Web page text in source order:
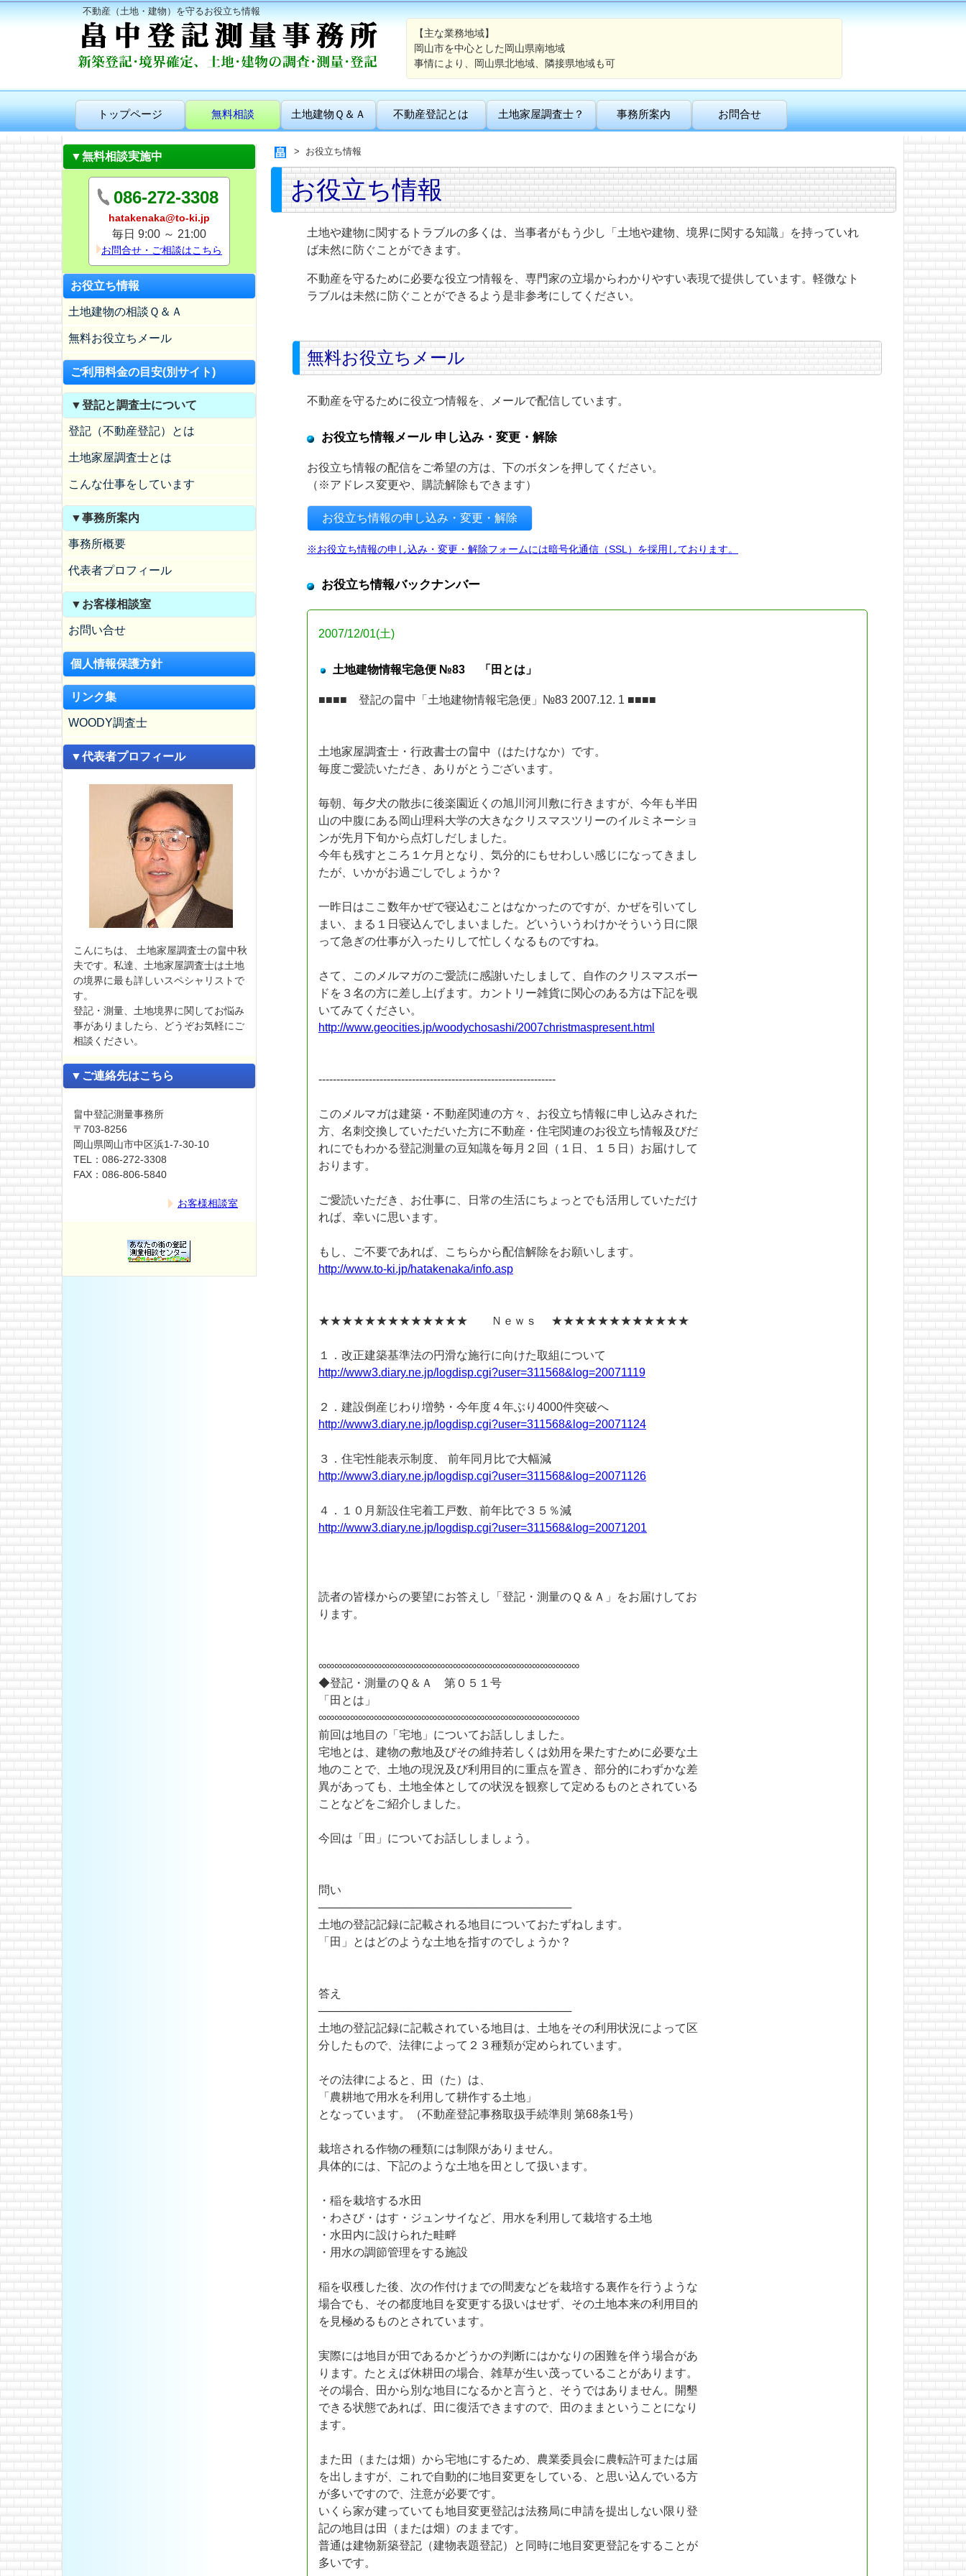
不動産（土地・建物）を守るお役立ち情報
【主な業務地域】
岡山市を中心とした岡山県南地域
事情により、岡山県北地域、隣接県地域も可
トップページ 無料相談 土地建物Ｑ＆Ａ 不動産登記とは 土地家屋調査士？ 事務所案内 お問合せ
▼無料相談実施中
086-272-3308
hatakenaka@to-ki.jp
毎日 9:00 ～ 21:00
お問合せ・ご相談はこちら
お役立ち情報
土地建物の相談Ｑ＆Ａ
無料お役立ちメール
ご利用料金の目安(別サイト)
▼登記と調査士について
登記（不動産登記）とは
土地家屋調査士とは
こんな仕事をしています
▼事務所案内
事務所概要
代表者プロフィール
▼お客様相談室
お問い合せ
個人情報保護方針
リンク集
WOODY調査士
▼代表者プロフィール
こんにちは、 土地家屋調査士の畠中秋
夫です。私達、土地家屋調査士は土地
の境界に最も詳しいスペシャリストで
す。
登記・測量、土地境界に関してお悩み
事がありましたら、どうぞお気軽にご
相談ください。
▼ご連絡先はこちら
畠中登記測量事務所
〒703-8256
岡山県岡山市中区浜1-7-30-10
TEL：086-272-3308
FAX：086-806-5840
お客様相談室
お役立ち情報
お役立ち情報
土地や建物に関するトラブルの多くは、当事者がもう少し「土地や建物、境界に関する知識」を持っていれ
ば未然に防ぐことができます。
不動産を守るために必要な役立つ情報を、専門家の立場からわかりやすい表現で提供しています。軽微なト
ラブルは未然に防ぐことができるよう是非参考にしてください。
無料お役立ちメール
不動産を守るために役立つ情報を、メールで配信しています。
お役立ち情報メール 申し込み・変更・解除
お役立ち情報の配信をご希望の方は、下のボタンを押してください。
（※アドレス変更や、購読解除もできます）
お役立ち情報の申し込み・変更・解除
※お役立ち情報の申し込み・変更・解除フォームには暗号化通信（SSL）を採用しております。
お役立ち情報バックナンバー
2007/12/01(土)
土地建物情報宅急便 №83 「田とは」
■■■■ 登記の畠中「土地建物情報宅急便」№83 2007.12. 1 ■■■■
土地家屋調査士・行政書士の畠中（はたけなか）です。
毎度ご愛読いただき、ありがとうございます。
毎朝、毎夕犬の散歩に後楽園近くの旭川河川敷に行きますが、今年も半田
山の中腹にある岡山理科大学の大きなクリスマスツリーのイルミネーショ
ンが先月下旬から点灯しだしました。
今年も残すところ１ケ月となり、気分的にもせわしい感じになってきまし
たが、いかがお過ごしでしょうか？
一昨日はここ数年かぜで寝込むことはなかったのですが、かぜを引いてし
まい、まる１日寝込んでしまいました。どいういうわけかそういう日に限
って急ぎの仕事が入ったりして忙しくなるものですね。
さて、このメルマガのご愛読に感謝いたしまして、自作のクリスマスボー
ドを３名の方に差し上げます。カントリー雑貨に関心のある方は下記を覗
いてみてください。
http://www.geocities.jp/woodychosashi/2007christmaspresent.html
------------------------------------------------------------------
このメルマガは建築・不動産関連の方々、お役立ち情報に申し込みされた
方、名刺交換していただいた方に不動産・住宅関連のお役立ち情報及びだ
れにでもわかる登記測量の豆知識を毎月２回（１日、１５日）お届けして
おります。
ご愛読いただき、お仕事に、日常の生活にちょっとでも活用していただけ
れば、幸いに思います。
もし、ご不要であれば、こちらから配信解除をお願いします。
http://www.to-ki.jp/hatakenaka/info.asp
★★★★★★★★★★★★★ Ｎｅｗｓ ★★★★★★★★★★★★
１．改正建築基準法の円滑な施行に向けた取組について
http://www3.diary.ne.jp/logdisp.cgi?user=311568&log=20071119
２．建設倒産じわり増勢・今年度４年ぶり4000件突破へ
http://www3.diary.ne.jp/logdisp.cgi?user=311568&log=20071124
３．住宅性能表示制度、 前年同月比で大幅減
http://www3.diary.ne.jp/logdisp.cgi?user=311568&log=20071126
４．１０月新設住宅着工戸数、前年比で３５％減
http://www3.diary.ne.jp/logdisp.cgi?user=311568&log=20071201
読者の皆様からの要望にお答えし「登記・測量のＱ＆Ａ」をお届けしてお
ります。
∞∞∞∞∞∞∞∞∞∞∞∞∞∞∞∞∞∞∞∞∞∞∞∞∞∞∞∞∞∞∞∞∞
◆登記・測量のＱ＆Ａ 第０５１号
「田とは」
∞∞∞∞∞∞∞∞∞∞∞∞∞∞∞∞∞∞∞∞∞∞∞∞∞∞∞∞∞∞∞∞∞
前回は地目の「宅地」についてお話ししました。
宅地とは、建物の敷地及びその維持若しくは効用を果たすために必要な土
地のことで、土地の現況及び利用目的に重点を置き、部分的にわずかな差
異があっても、土地全体としての状況を観察して定めるものとされている
ことなどをご紹介しました。
今回は「田」についてお話ししましょう。
問い
────────────────────────────────
土地の登記記録に記載される地目についておたずねします。
「田」とはどのような土地を指すのでしょうか？
答え
────────────────────────────────
土地の登記記録に記載されている地目は、土地をその利用状況によって区
分したもので、法律によって２３種類が定められています。
その法律によると、田（た）は、
「農耕地で用水を利用して耕作する土地」
となっています。（不動産登記事務取扱手続準則 第68条1号）
栽培される作物の種類には制限がありません。
具体的には、下記のような土地を田として扱います。
・稲を栽培する水田
・わさび・はす・ジュンサイなど、用水を利用して栽培する土地
・水田内に設けられた畦畔
・用水の調節管理をする施設
稲を収穫した後、次の作付けまでの間麦などを栽培する裏作を行うような
場合でも、その都度地目を変更する扱いはせず、その土地本来の利用目的
を見極めるものとされています。
実際には地目が田であるかどうかの判断にはかなりの困難を伴う場合があ
ります。たとえば休耕田の場合、雑草が生い茂っていることがあります。
その場合、田から別な地目になるかと言うと、そうではありません。開墾
できる状態であれば、田に復活できますので、田のままということになり
ます。
また田（または畑）から宅地にするため、農業委員会に農転許可または届
を出しますが、これで自動的に地目変更をしている、と思い込んでいる方
が多いですので、注意が必要です。
いくら家が建っていても地目変更登記は法務局に申請を提出しない限り登
記の地目は田（または畑）のままです。
普通は建物新築登記（建物表題登記）と同時に地目変更登記をすることが
多いです。